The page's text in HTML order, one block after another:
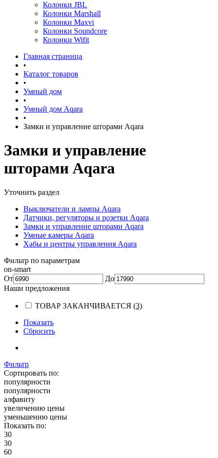
Колонки JBL
Колонки Marshall
Колонки Maxvi
Колонки Soundcore
Колонки Wifit
Главная страница
•
Каталог товаров
•
Умный дом
•
Умный дом Aqara
•
Замки и управление шторами Aqara
Замки и управление
шторами Aqara
Уточнить раздел
Выключатели и лампы Aqara
Датчики, регуляторы и розетки Aqara
Замки и управление шторами Aqara
Умные камеры Aqara
Хабы и центры управления Aqara
Фильтр по параметрам
on-smart
От
До
Наши предложения
ТОВАР ЗАКАНЧИВАЕТСЯ (3)
Показать
Сбросить
Фильтр
Сортировать по:
популярности
популярности
алфавиту
увеличению цены
уменьшению цены
Показать по:
30
30
60